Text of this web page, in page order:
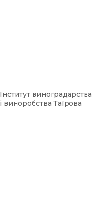
Інститут виноградарства
і виноробства Таїрова